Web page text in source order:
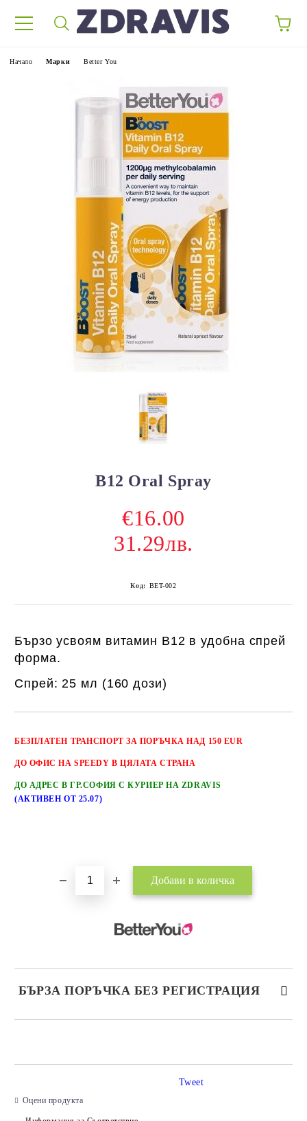
Начало Марки Better You
B12 Oral Spray
€16.00
31.29лв.
Код: BET-002
Бързо усвоям витамин В12 в удобна спрей
форма.
Спрей: 25 мл (160 дози)
БЕЗПЛАТЕН ТРАНСПОРТЗА ПОРЪЧКА НАД 150 EUR
ДО ОФИС НА SPEEDY В ЦЯЛАТА СТРАНА
ДО АДРЕС В ГР.СОФИЯ С КУРИЕР НА ZDRAVIS
(АКТИВЕН ОТ 25.07)
БЪРЗА ПОРЪЧКА БЕЗ РЕГИСТРАЦИЯ
Съгласен съм с
Оцени продукта
Tweet